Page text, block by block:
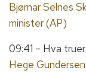
Bjørnar Selnes
minister (AP)
09:41 – Hva
Hege